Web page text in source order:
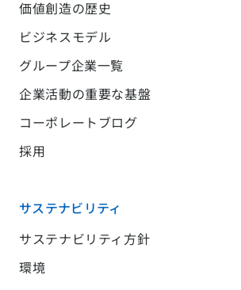
価値創造の歴史
ビジネスモデル
グループ企業一覧
企業活動の重要な基盤
コーポレートブログ
採用
サステナビリティ
サステナビリティ方針
環境